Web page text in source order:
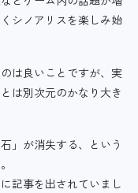
シノアリスを楽しみ始
は良いことですが、実
は別次元のかなり大き
」が消失する、という
記事を出されていまし